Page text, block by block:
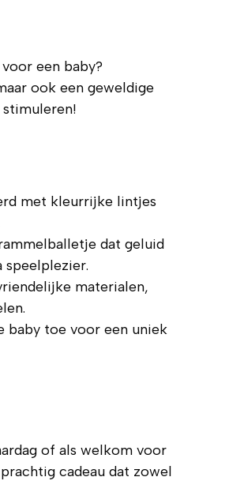
een baby?
ook een geweldige
met kleurrijke lintjes
dat geluid
materialen,
baby toe voor een uniek
of als welkom voor
cadeau dat zowel